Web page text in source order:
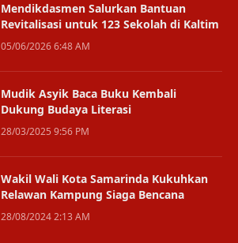
Mendikdasmen Salurkan Bantuan
Revitalisasi untuk 123 Sekolah di Kaltim
05/06/2026 6:48 AM
Mudik Asyik Baca Buku Kembali
Dukung Budaya Literasi
28/03/2025 9:56 PM
Wakil Wali Kota Samarinda Kukuhkan
Relawan Kampung Siaga Bencana
28/08/2024 2:13 AM